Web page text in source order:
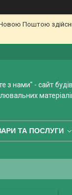
Поштою
з нами" - сайт
ТА ПОСЛУГИ